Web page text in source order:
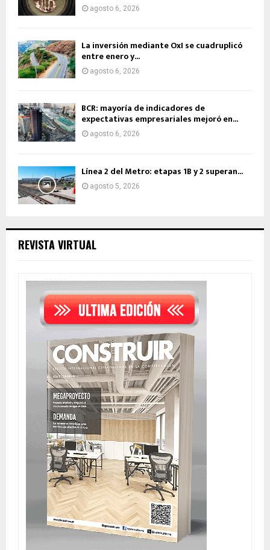
agosto 6, 2026
La inversión mediante OxI se cuadruplicó
entre enero y...
agosto 6, 2026
BCR: mayoría de indicadores de
expectativas empresariales mejoró en...
agosto 6, 2026
Línea 2 del Metro: etapas 1B y 2 superan...
agosto 5, 2026
REVISTA VIRTUAL